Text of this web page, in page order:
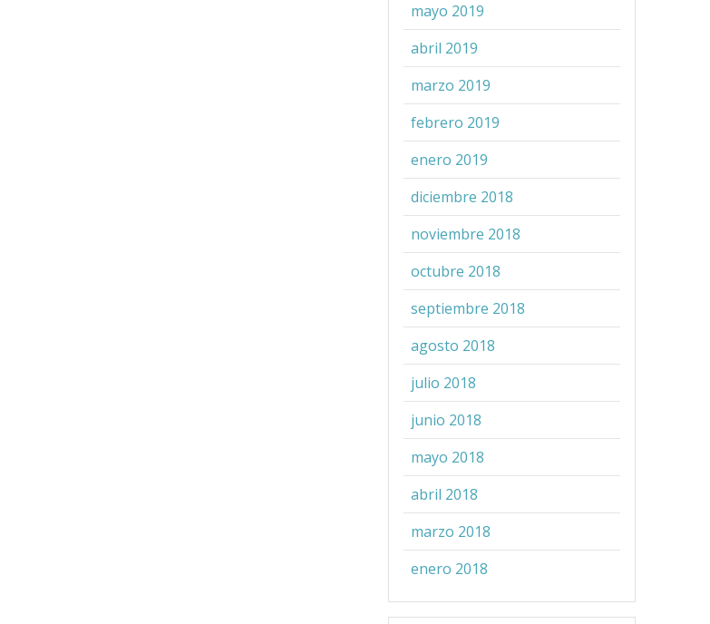
mayo 2019
abril 2019
marzo 2019
febrero 2019
enero 2019
diciembre 2018
noviembre 2018
octubre 2018
septiembre 2018
agosto 2018
julio 2018
junio 2018
mayo 2018
abril 2018
marzo 2018
enero 2018